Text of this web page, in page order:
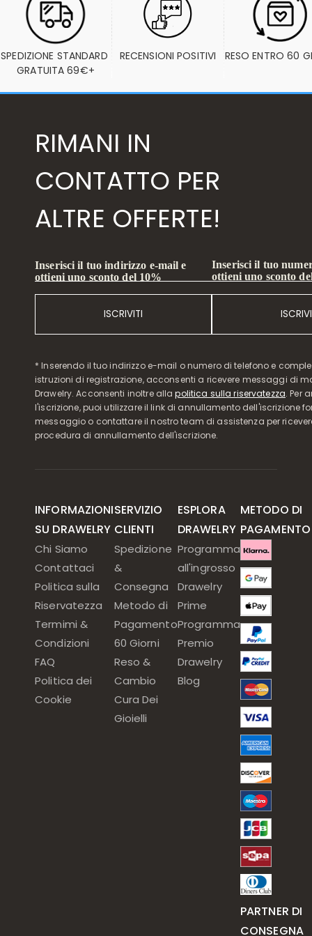
SPEDIZIONE STANDARD
GRATUITA 69€+
RECENSIONI POSITIVI RESO ENTRO 60
RIMANI IN
CONTATTO PER
ALTRE OFFERTE!
Inserisci il tuo indirizzo e-mail e
ottieni uno sconto del 10%
ISCRIVITI
Inserisci il tuo
ottieni uno sconto
* Inserendo il tuo indirizzo e-mail o numero di telefono e
istruzioni di registrazione, acconsenti a ricevere messaggi di
Drawelry. Acconsenti inoltre allapolitica sulla riservatezza. Per
l'iscrizione, puoi utilizzare il link di annullamento dell'iscrizione
messaggio o contattare il nostro team di assistenza per
procedura di annullamento dell'iscrizione.
INFORMAZIONI
SU DRAWELRY
Chi Siamo
Contattaci
Politica sulla
Riservatezza
Termimi &
Condizioni
FAQ
Politica dei
Cookie
SERVIZIO
CLIENTI
Spedizione
&
Consegna
Metodo di
Pagamento
60 Giorni
Reso &
Cambio
Cura Dei
Gioielli
ESPLORA
DRAWELRY
Programma
all'ingrosso
Drawelry
Prime
Programma
Premio
Drawelry
Blog
METODO DI
PAGAMENTO
PARTNER DI
CONSEGNA